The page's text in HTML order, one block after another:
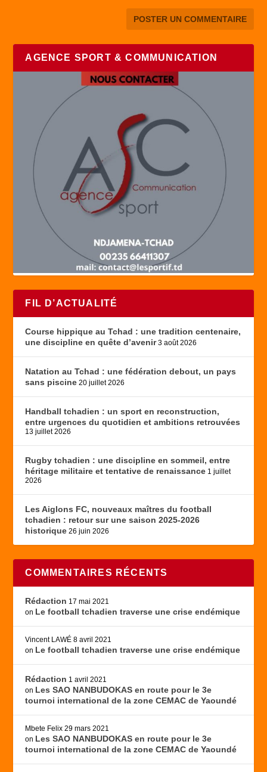
AGENCE SPORT & COMMUNICATION
FIL D’ACTUALITÉ
Course hippique au Tchad : une tradition centenaire,
une discipline en quête d’avenir 3 août 2026
Natation au Tchad : une fédération debout, un pays
sans piscine 20 juillet 2026
Handball tchadien : un sport en reconstruction,
entre urgences du quotidien et ambitions retrouvées
13 juillet 2026
Rugby tchadien : une discipline en sommeil, entre
héritage militaire et tentative de renaissance 1 juillet
2026
Les Aiglons FC, nouveaux maîtres du football
tchadien : retour sur une saison 2025-2026
historique 26 juin 2026
COMMENTAIRES RÉCENTS
Rédaction 17 mai 2021
on Le football tchadien traverse une crise endémique
Vincent LAWÉ 8 avril 2021
on Le football tchadien traverse une crise endémique
Rédaction 1 avril 2021
on Les SAO NANBUDOKAS en route pour le 3e
tournoi international de la zone CEMAC de Yaoundé
Mbete Felix 29 mars 2021
on Les SAO NANBUDOKAS en route pour le 3e
tournoi international de la zone CEMAC de Yaoundé